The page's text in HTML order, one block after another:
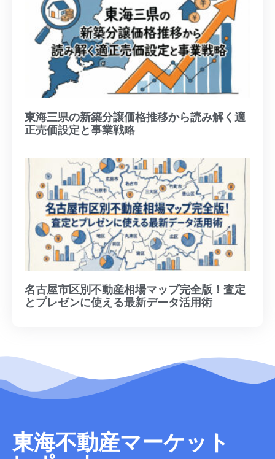
東海三県の新築分譲価格推移から読み解く適
正売価設定と事業戦略
名古屋市区別不動産相場マップ完全版！査定
とプレゼンに使える最新データ活用術
東海不動産マーケット